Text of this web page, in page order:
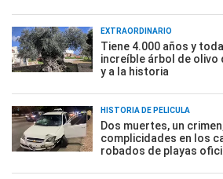
EXTRAORDINARIO
Tiene 4.000 años y
increíble árbol de olivo
y a la historia
HISTORIA DE PELÍCULA
Dos muertes, un
complicidades en los
robados de playas